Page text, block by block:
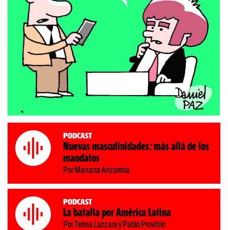
Podcast
Nuevas masculinidades: más allá de los
mandatos
Por Mariana Anzorena
Podcast
La batalla por América Latina
Por Telma Luzzani y Pablo Provitilo